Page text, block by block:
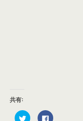
共有:
ク F